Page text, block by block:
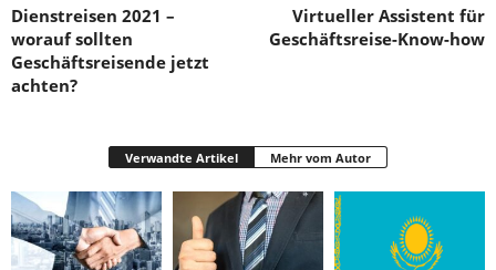
Dienstreisen 2021 –
worauf sollten
Geschäftsreisende jetzt
achten?
Virtueller Assistent für
Geschäftsreise-Know-how
Verwandte Artikel Mehr vom Autor